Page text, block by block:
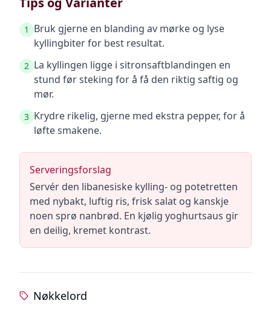
1
Bruk gjerne en blanding av mørke og lyse
kyllingbiter for best resultat.
2 La kyllingen ligge i sitronsaftblandingen en
stund før steking for å få den riktig saftig og
mør.
3 Krydre rikelig, gjerne med ekstra pepper, for å
løfte smakene.
Serveringsforslag
Servér den libanesiske kylling- og potetretten
med nybakt, luftig ris, frisk salat og kanskje
noen sprø nanbrød. En kjølig yoghurtsaus gir
en deilig, kremet kontrast.
Nøkkelord